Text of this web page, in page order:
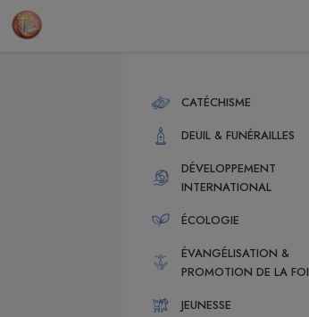
Contenu
CATÉCHISME
DEUIL & FUNÉRAILLES
DÉVELOPPEMENT
INTERNATIONAL
ÉCOLOGIE
ÉVANGÉLISATION &
PROMOTION DE LA FOI
JEUNESSE